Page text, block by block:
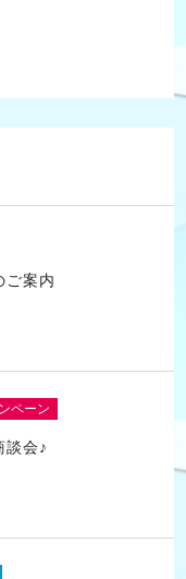
ご案内
ペーン
談会♪